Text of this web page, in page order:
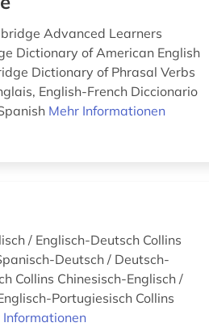
Advanced Learners
Dictionary of American English
Dictionary of Phrasal Verbs
English-French Diccionario
Mehr Informationen
/ Englisch-Deutsch Collins
Deutsch / Deutsch-
Collins Chinesisch-Englisch /
Portugiesisch Collins
Informationen